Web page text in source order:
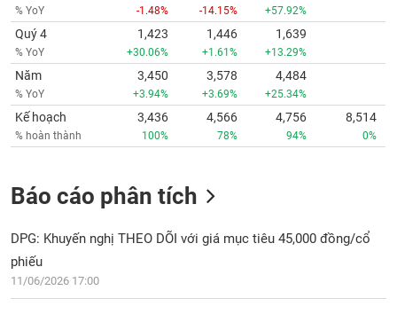
% YoY -1.48% -14.15% +57.92%
Quý 4
% YoY
1,423
+30.06%
1,446
+1.61%
1,639
+13.29%
Năm
% YoY
3,450
+3.94%
3,578
+3.69%
4,484
+25.34%
Kế hoạch
% hoàn thành
3,436
100%
4,566
78%
4,756
94%
8,514
0%
Báo cáo phân tích
DPG: Khuyến nghị THEO DÕI với giá mục tiêu 45,000 đồng/cổ
phiếu
11/06/2026 17:00